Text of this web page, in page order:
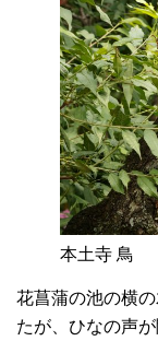
本土寺 鳥
花菖蒲の池の横
たが、ひなの声